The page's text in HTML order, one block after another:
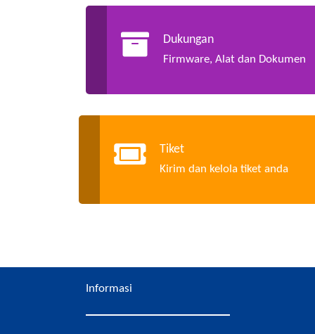
Dukungan
Firmware, Alat dan Dokumen
Tiket
Kirim dan kelola tiket anda
Informasi